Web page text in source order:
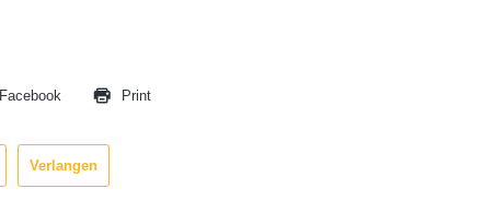
Facebook Print
Verlangen